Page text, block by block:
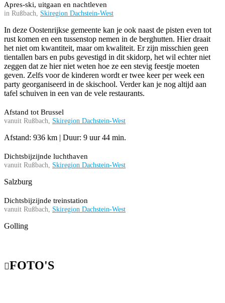
Apres-ski, uitgaan en nachtleven
in Rußbach, Skiregion Dachstein-West
In deze Oostenrijkse gemeente kan je ook naast de pisten even tot
rust komen en een tussenstop nemen in de berghutten. Hier draait
het niet om kwantiteit, maar om kwaliteit. Er zijn misschien geen
tientallen bars en pubs gevestigd in dit skidorp, het wil echter niet
zeggen dat ze hier niet weten hoe ze een stevig feestje moeten
geven. Zelfs voor de kinderen wordt er twee keer per week een
party georganiseerd in de skischool. Verder kan je nog altijd aan
tafel schuiven in een van de vele restaurants.
Afstand tot Brussel
vanuit Rußbach, Skiregion Dachstein-West
Afstand: 936 km | Duur: 9 uur 44 min.
Dichtsbijzijnde luchthaven
vanuit Rußbach, Skiregion Dachstein-West
Salzburg
Dichtsbijzijnde treinstation
vanuit Rußbach, Skiregion Dachstein-West
Golling
FOTO'S